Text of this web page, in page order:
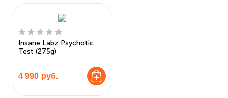
Insane Labz Psychotic
Test (275g)
4 990 руб.